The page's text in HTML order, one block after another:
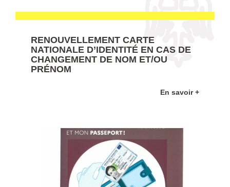
RENOUVELLEMENT CARTE
NATIONALE D’IDENTITÉ EN CAS DE
CHANGEMENT DE NOM ET/OU
PRÉNOM
En savoir +